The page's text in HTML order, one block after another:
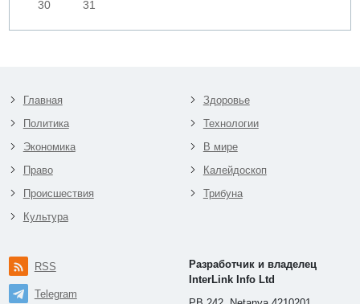
30
31
Главная
Политика
Экономика
Право
Происшествия
Культура
Здоровье
Технологии
В мире
Калейдоскоп
Трибуна
RSS
Telegram
Разработчик и владелец
InterLink Info Ltd